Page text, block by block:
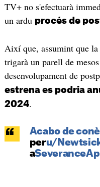
TV+ no s'efectuarà
un ardu procés de
Així que, assumint que la
trigarà un parell de
desenvolupament de
estrena es podria
2024.
Acabo de
peru/
a